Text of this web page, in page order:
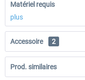
Matériel requis
plus
Accessoire 2
Prod. similaires